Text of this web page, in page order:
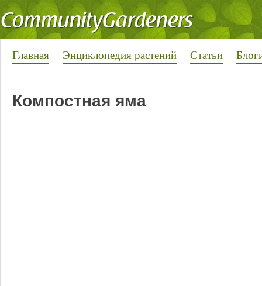
Главная Энциклопедия растений Статьи
Компостная яма